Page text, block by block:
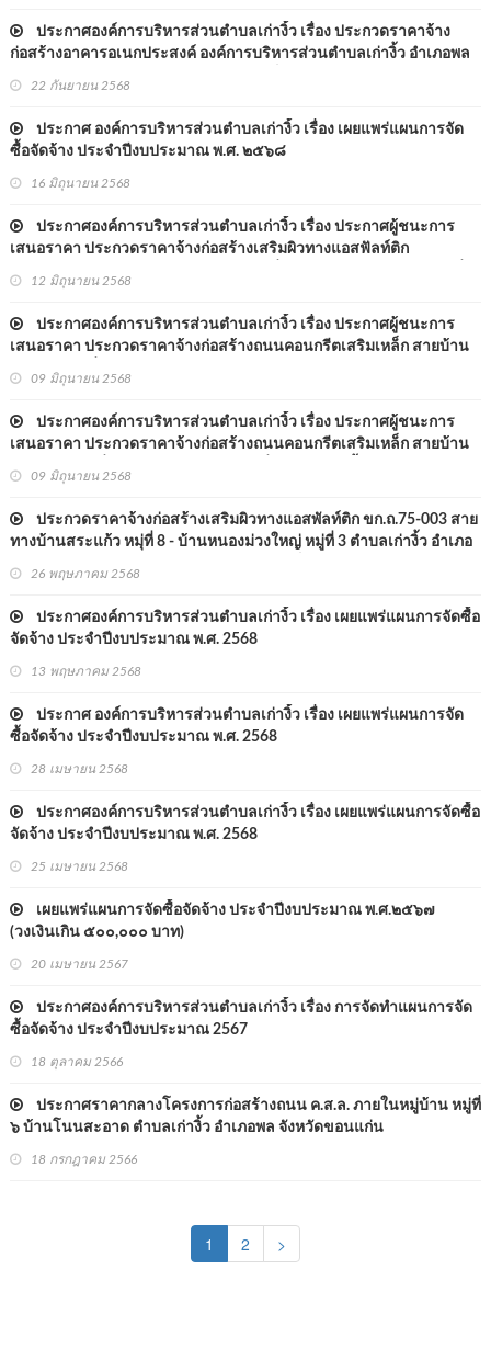
ประกาศองค์การบริหารส่วนตำบลเก่างิ้ว เรื่อง ประกวดราคาจ้าง
ก่อสร้างอาคารอเนกประสงค์ องค์การบริหารส่วนตำบลเก่างิ้ว อำเภอพล
จังหวัดขอนแก่น ด้วยวิธีประกวดราคาอิเล็กทรอนิกส์ (e-bidding)
22 กันยายน 2568
ประกาศ องค์การบริหารส่วนตำบลเก่างิ้ว เรื่อง เผยแพร่แผนการจัด
ซื้อจัดจ้าง ประจำปีงบประมาณ พ.ศ. ๒๕๖๘
16 มิถุนายน 2568
ประกาศองค์การบริหารส่วนตำบลเก่างิ้ว เรื่อง ประกาศผู้ชนะการ
เสนอราคา ประกวดราคาจ้างก่อสร้างเสริมผิวทางแอสฟัลท์ติก
ขก.ถ.๗๕-๐๐๓ สายทางบ้านสระแก้ว หมู่ที่ ๘ - บ้านหนองม่วงใหญ่ หมู่ที่ ๓
ตำบลเก่างิ้ว อำเภอพล จังหวัดขอนแก่น ด้วยวิธีประกวดราคาอิเล็กทรินิ
12 มิถุนายน 2568
ประกาศองค์การบริหารส่วนตำบลเก่างิ้ว เรื่อง ประกาศผู้ชนะการ
เสนอราคา ประกวดราคาจ้างก่อสร้างถนนคอนกรีตเสริมเหล็ก สายบ้าน
สระแก้ว หมู่ที่ ๑ ไปบ้านหนองตานา ตำบลหนองแวงนางเบ้า อำเภอพล
จังหวัดขอนแก่น รหัสทางหลวงท้องถิ่น ขก.ถ. ๗๕-๐๐๖ ด้วยวิธีประกวดรา
คาอิเล็กทรอน
09 มิถุนายน 2568
ประกาศองค์การบริหารส่วนตำบลเก่างิ้ว เรื่อง ประกาศผู้ชนะการ
เสนอราคา ประกวดราคาจ้างก่อสร้างถนนคอนกรีตเสริมเหล็ก สายบ้าน
ชัยพัฒนา หมู่ที่ ๑๐ ไปบ้านชัยมงคล หมู่ที่ ๕ ตำบลเก่างิ้ว อำเภอพล จังหวัด
ขอนแก่น รหัสทางหลวงท้องถิ่น ขก.ถ. ๗๕-๐๐๕ ด้วยวิธีประกวดราค
09 มิถุนายน 2568
ประกวดราคาจ้างก่อสร้างเสริมผิวทางแอสพัลท์ติก ขก.ถ.75-003 สาย
ทางบ้านสระแก้ว หมุ่ที่ 8 - บ้านหนองม่วงใหญ่ หมู่ที่ 3 ตำบลเก่างิ้ว อำเภอ
26 พฤษภาคม 2568
ประกาศองค์การบริหารส่วนตำบลเก่างิ้ว เรื่อง เผยแพร่แผนการจัดซื้อ
จัดจ้าง ประจำปีงบประมาณ พ.ศ. 2568
13 พฤษภาคม 2568
ประกาศ องค์การบริหารส่วนตำบลเก่างิ้ว เรื่อง เผยแพร่แผนการจัด
ซื้อจัดจ้าง ประจำปีงบประมาณ พ.ศ. 2568
28 เมษายน 2568
ประกาศองค์การบริหารส่วนตำบลเก่างิ้ว เรื่อง เผยแพร่แผนการจัดซื้อ
จัดจ้าง ประจำปีงบประมาณ พ.ศ. 2568
25 เมษายน 2568
เผยแพร่แผนการจัดซื้อจัดจ้าง ประจำปีงบประมาณ พ.ศ.๒๕๖๗
(วงเงินเกิน ๕๐๐,๐๐๐ บาท)
20 เมษายน 2567
ประกาศองค์การบริหารส่วนตำบลเก่างิ้ว เรื่อง การจัดทำแผนการจัด
ซื้อจัดจ้าง ประจำปีงบประมาณ 2567
18 ตุลาคม 2566
ประกาศราคากลางโครงการก่อสร้างถนน ค.ส.ล. ภายในหมู่บ้าน หมู่ที่
๖ บ้านโนนสะอาด ตำบลเก่างิ้ว อำเภอพล จังหวัดขอนแก่น
18 กรกฎาคม 2566
1 (current)
2 >